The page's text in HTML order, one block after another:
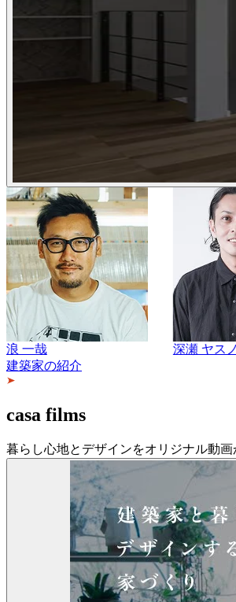
一哉 深瀬 ヤスノリ
建築家の紹介
casa films
暮らし心地とデザインをオリジナル動画